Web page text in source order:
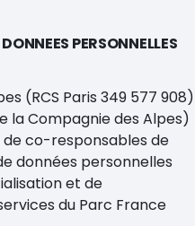
PERSONNELLES
(RCS Paris 349 577 908)
la Compagnie des Alpes)
co-responsables de
données personnelles
et de
du Parc France